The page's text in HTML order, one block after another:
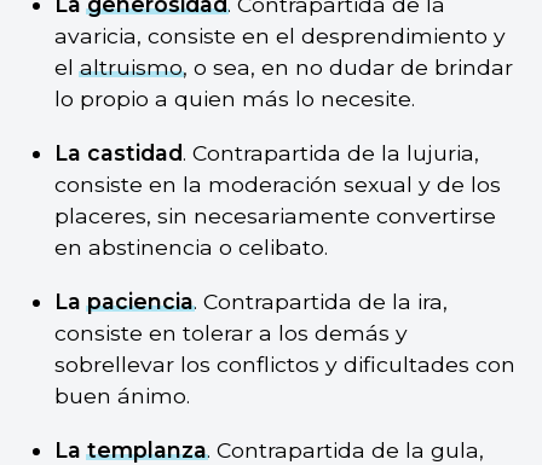
avaricia, consiste en el desprendimiento y
elaltruismo, o sea, en no dudar de brindar
lo propio a quien más lo necesite.
La castidad. Contrapartida de la lujuria,
consiste en la moderación sexual y de los
placeres, sin necesariamente convertirse
en abstinencia o celibato.
Lapaciencia. Contrapartida de la ira,
consiste en tolerar a los demás y
sobrellevar los conflictos y dificultades con
buen ánimo.
Latemplanza. Contrapartida de la gula,